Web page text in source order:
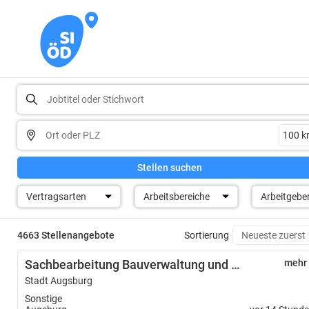
Stellen suchen
Vertragsarten Arbeitsbereiche
4663 Stellenangebote Sortierung
Sachbearbeitung Bauverwaltung und Wartungsmanagement (m/w/d)
Stadt Augsburg
Sonstige
mehr